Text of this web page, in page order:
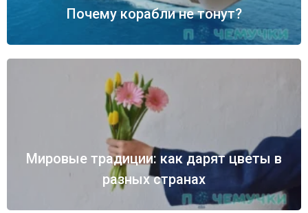
Почему корабли не тонут?
Мировые традиции: как дарят цветы в
разных странах